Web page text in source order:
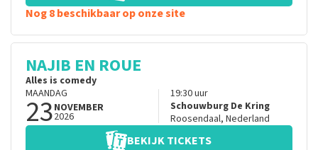
Nog 8 beschikbaar op onze site
NAJIB EN ROUE
Alles is comedy
MAANDAG
23NOVEMBER
2026
19:30uur
Schouwburg De Kring
Roosendaal, Nederland
BEKIJK TICKETS